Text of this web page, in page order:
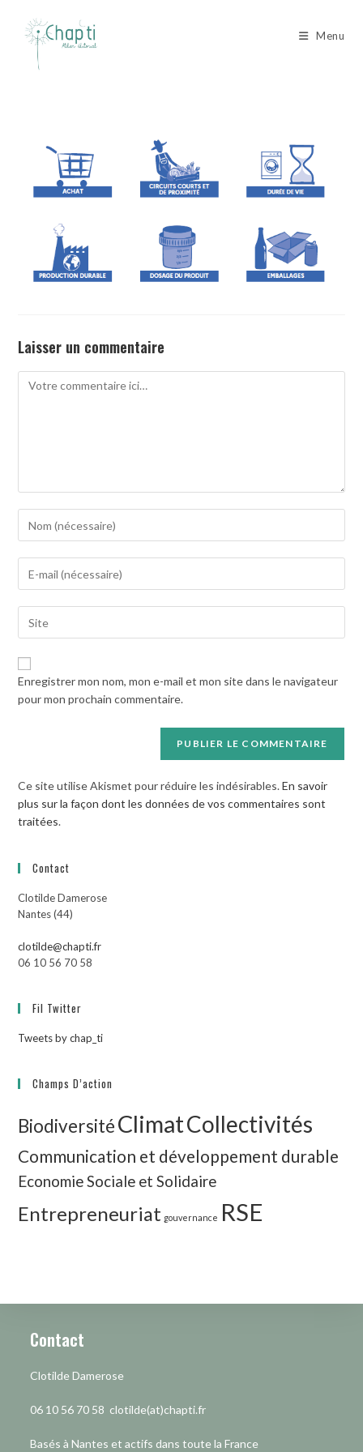
content
Menu
Laisser un commentaire
Comment
your
username
to
comment
your
address
to
comment
l’URL
votre
site
(facultatif)
Enregistrer mon nom, mon e-mail et mon site dans le navigateur
pour mon prochain commentaire.
Ce site utilise Akismet pour réduire les indésirables.En savoir
plus sur la façon dont les données de vos commentaires sont
traitées.
Contact
Clotilde Damerose
Nantes (44)
clotilde@chapti.fr
06 10 56 70 58
Fil Twitter
Tweets by chap_ti
Champs D’action
BiodiversitéClimatCollectivités
Communication et développement durable
Economie Sociale et Solidaire
Entrepreneuriat gouvernance RSE
Contact
Clotilde Damerose
06 10 56 70 58 clotilde(at)chapti.fr
Basés à Nantes et actifs dans toute la France